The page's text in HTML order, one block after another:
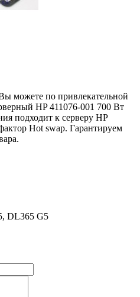
можете по привлекательной
HP 411076-001 700 Вт
подходит к серверу HP
Hot swap. Гарантируем
DL365 G5